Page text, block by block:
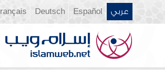
عربي Español
Deutsch